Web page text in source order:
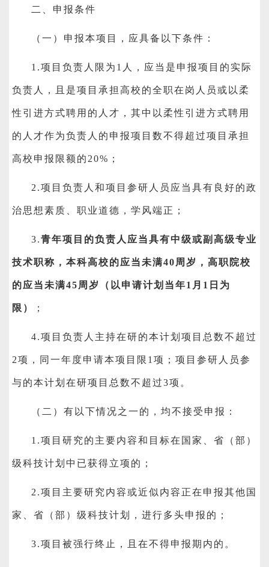
二、申报条件
（一）申报本项目，应具备以下条件：
1.项目负责人限为1人，应当是申报项目的实际
负责人，且是项目承担高校的全职在岗人员或以柔
性引进方式聘用的人才，其中以柔性引进方式聘用
的人才作为负责人的申报项目数不得超过项目承担
高校申报限额的20%；
2.项目负责人和项目参研人员应当具有良好的政
治思想素质、职业道德，学风端正；
3.青年项目的负责人应当具有中级或副高级专业
技术职称，本科高校的应当未满40周岁，高职院校
的应当未满45周岁（以申请计划当年1月1日为
限） ；
4.项目负责人主持在研的本计划项目总数不超过
2项，同一年度申请本项目限1项；项目参研人员参
与的本计划在研项目总数不超过3项。
（二）有以下情况之一的，均不接受申报：
1.项目研究的主要内容和目标在国家、省（部）
级科技计划中已获得立项的；
2.项目主要研究内容或近似内容正在申报其他国
家、省（部）级科技计划，进行多头申报的；
3.项目被强行终止，且在不得申报期内的。